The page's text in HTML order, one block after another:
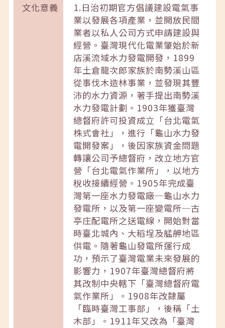
文化意義
1.日治初期官方倡議建設電氣事
業以發展各項產業，並開放民間
業者以私人公司方式申請建設與
經營。臺灣現代化電業肇始於新
店溪流域水力發電開發，1899
年土倉龍次郎家族於南勢溪山區
從事伐木造林事業，並發現其豐
沛的水力資源，著手提出南勢溪
水力發電計劃。1903年獲臺灣
總督府許可投資成立「台北電氣
株式會社」，進行「龜山水力發
電開發案」，後因家族資金問題
轉讓公司予總督府，改立地方官
營「台北電氣作業所」，以地方
稅收接續經營。1905年完成臺
灣第一座水力發電廠─龜山水力
發電所，以及第一座變電所─古
亭庄配電所之送電線，開始對當
時臺北城內、大稻埕及艋舺地區
供電。隨著龜山發電所運行成
功，預示了臺灣電業未來發展的
影響力，1907年臺灣總督府將
其改制中央轄下「臺灣總督府電
氣作業所」。1908年改隸屬
「臨時臺灣工事部」，後稱「土
木部」。1911年又改為「臺灣